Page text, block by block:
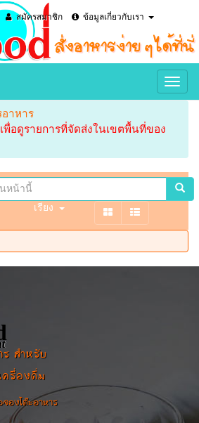
สมัครสมาชิก ข้อมูลเกี่ยวกับเรา
อาหาร
พื่อดูรายการที่จัดส่งในเขตพื้นที่ของ
เรียง
ร สำหรับ
ครื่องดื่ม
องโต๊ะอาหาร